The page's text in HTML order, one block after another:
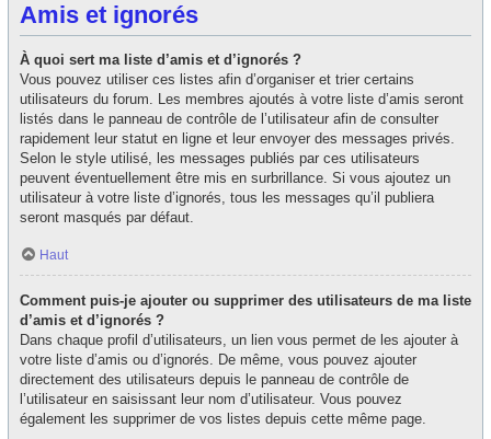
Amis et ignorés
À quoi sert ma liste d’amis et d’ignorés ?
Vous pouvez utiliser ces listes afin d’organiser et trier certains
utilisateurs du forum. Les membres ajoutés à votre liste d’amis seront
listés dans le panneau de contrôle de l’utilisateur afin de consulter
rapidement leur statut en ligne et leur envoyer des messages privés.
Selon le style utilisé, les messages publiés par ces utilisateurs
peuvent éventuellement être mis en surbrillance. Si vous ajoutez un
utilisateur à votre liste d’ignorés, tous les messages qu’il publiera
seront masqués par défaut.
Haut
Comment puis-je ajouter ou supprimer des utilisateurs de ma liste
d’amis et d’ignorés ?
Dans chaque profil d’utilisateurs, un lien vous permet de les ajouter à
votre liste d’amis ou d’ignorés. De même, vous pouvez ajouter
directement des utilisateurs depuis le panneau de contrôle de
l’utilisateur en saisissant leur nom d’utilisateur. Vous pouvez
également les supprimer de vos listes depuis cette même page.